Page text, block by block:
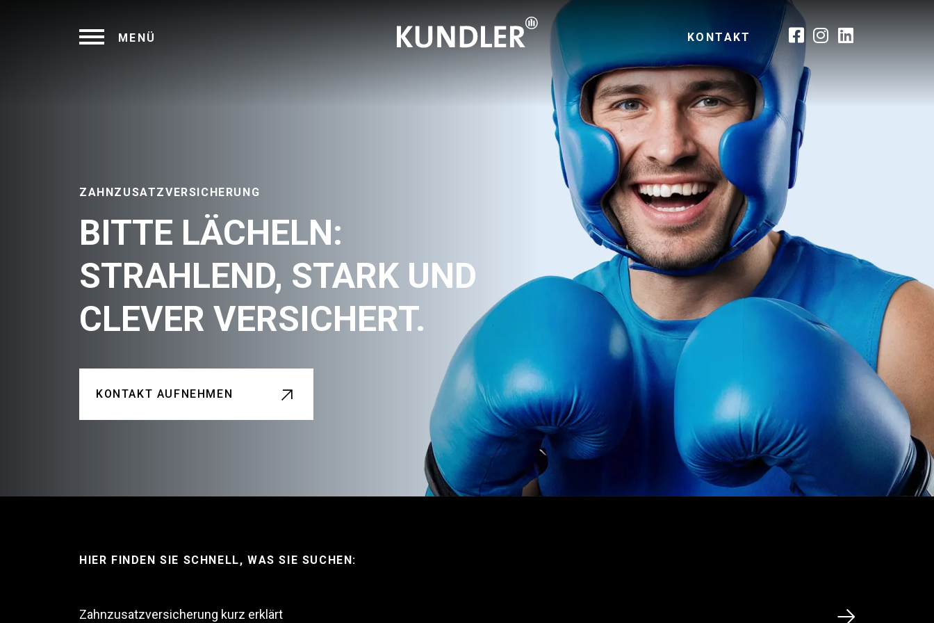
MENÜ KONTAKT
ZAHNZUSATZVERSICHERUNG
BITTE LÄCHELN:
STRAHLEND, STARK UND
CLEVER VERSICHERT.
KONTAKT AUFNEHMEN
HIER FINDEN SIE SCHNELL, WAS SIE SUCHEN:
Zahnzusatzversicherung kurz erklärt